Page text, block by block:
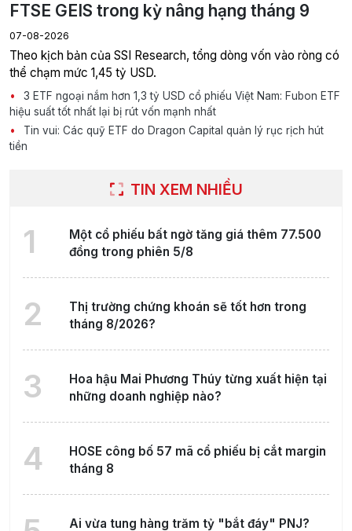
FTSE GEIS trong kỳ nâng hạng tháng 9
07-08-2026
Theo kịch bản của SSI Research, tổng dòng vốn vào ròng có
thể chạm mức 1,45 tỷ USD.
3 ETF ngoại nắm hơn 1,3 tỷ USD cổ phiếu Việt Nam: Fubon ETF
hiệu suất tốt nhất lại bị rút vốn mạnh nhất
Tin vui: Các quỹ ETF do Dragon Capital quản lý rục rịch hút
tiền
TIN XEM NHIỀU
1
Một cổ phiếu bất ngờ tăng giá thêm 77.500
đồng trong phiên 5/8
2
Thị trường chứng khoán sẽ tốt hơn trong
tháng 8/2026?
3
Hoa hậu Mai Phương Thúy từng xuất hiện tại
những doanh nghiệp nào?
4
HOSE công bố 57 mã cổ phiếu bị cắt margin
tháng 8
Ai vừa tung hàng trăm tỷ "bắt đáy" PNJ?